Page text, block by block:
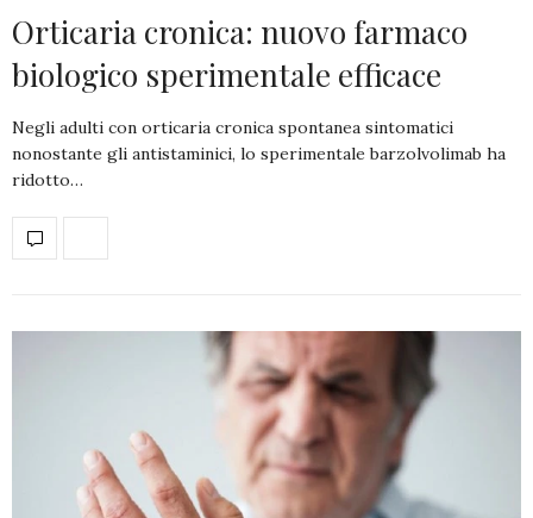
Orticaria cronica: nuovo farmaco
biologico sperimentale efficace
Negli adulti con orticaria cronica spontanea sintomatici
nonostante gli antistaminici, lo sperimentale barzolvolimab ha
ridotto…